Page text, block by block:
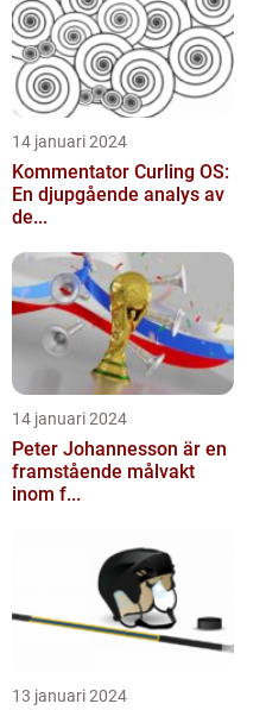
14 januari 2024
Kommentator Curling OS:
En djupgående analys av
de...
14 januari 2024
Peter Johannesson är en
framstående målvakt
inom f...
13 januari 2024